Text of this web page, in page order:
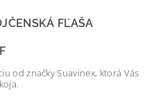
FĽAŠA
od značky Suavinex, ktorá Vás